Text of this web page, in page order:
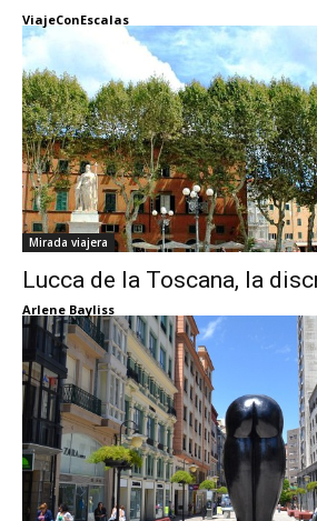
ViajeConEscalas
Mirada viajera
Lucca de la Toscana, la
Arlene Bayliss